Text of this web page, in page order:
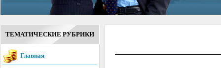
ТЕМАТИЧЕСКИЕ РУБРИКИ
Главная